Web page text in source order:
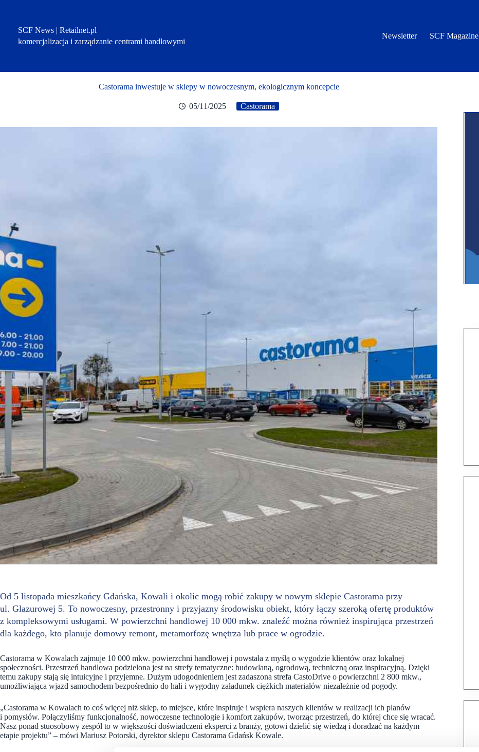
SCF News | Retailnet.pl
komercjalizacja i zarządzanie centrami handlowymi
Newsletter SCF Magazine
Castorama inwestuje w sklepy w nowoczesnym, ekologicznym koncepcie
05/11/2025 Castorama
Od 5 listopada mieszkańcy Gdańska, Kowali i okolic mogą robić zakupy w nowym sklepie Castorama przy
ul. Glazurowej 5. To nowoczesny, przestronny i przyjazny środowisku obiekt, który łączy szeroką ofertę produktów
z kompleksowymi usługami. W powierzchni handlowej 10 000 mkw. znaleźć można również inspirująca przestrzeń
dla każdego, kto planuje domowy remont, metamorfozę wnętrza lub prace w ogrodzie.
Castorama w Kowalach zajmuje 10 000 mkw. powierzchni handlowej i powstała z myślą o wygodzie klientów oraz lokalnej
społeczności. Przestrzeń handlowa podzielona jest na strefy tematyczne: budowlaną, ogrodową, techniczną oraz inspiracyjną. Dzięki
temu zakupy stają się intuicyjne i przyjemne. Dużym udogodnieniem jest zadaszona strefa CastoDrive o powierzchni 2 800 mkw.,
umożliwiająca wjazd samochodem bezpośrednio do hali i wygodny załadunek ciężkich materiałów niezależnie od pogody.
„Castorama w Kowalach to coś więcej niż sklep, to miejsce, które inspiruje i wspiera naszych klientów w realizacji ich planów
i pomysłów. Połączyliśmy funkcjonalność, nowoczesne technologie i komfort zakupów, tworząc przestrzeń, do której chce się wracać.
Nasz ponad stuosobowy zespół to w większości doświadczeni eksperci z branży, gotowi dzielić się wiedzą i doradzać na każdym
etapie projektu” – mówi Mariusz Potorski, dyrektor sklepu Castorama Gdańsk Kowale.